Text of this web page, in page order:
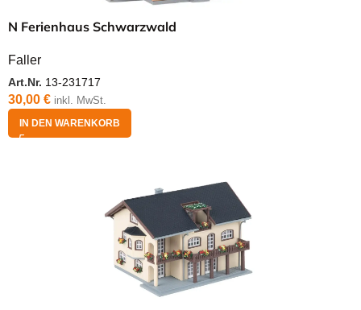
N Ferienhaus Schwarzwald
Faller
Art.Nr. 13-231717
30,00 € inkl. MwSt.
IN DEN WARENKORB